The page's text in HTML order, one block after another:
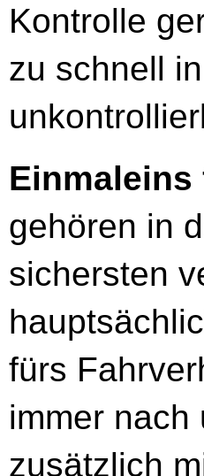
Kontrolle
zu schnell
Einmaleins
gehören in
sichersten
fürs
immer nach
zusätzlich